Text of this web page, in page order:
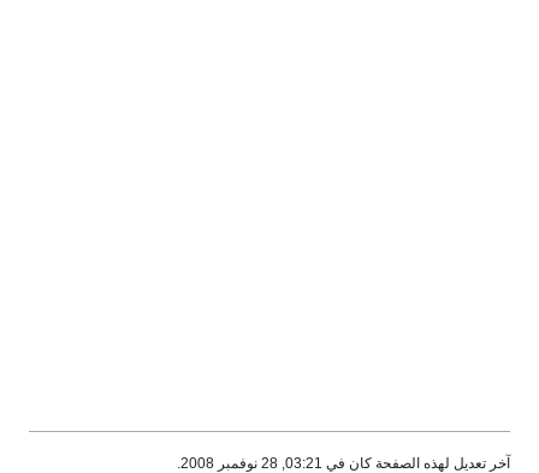
آخر تعديل لهذه الصفحة كان في 03:21, 28 نوفمبر 2008.